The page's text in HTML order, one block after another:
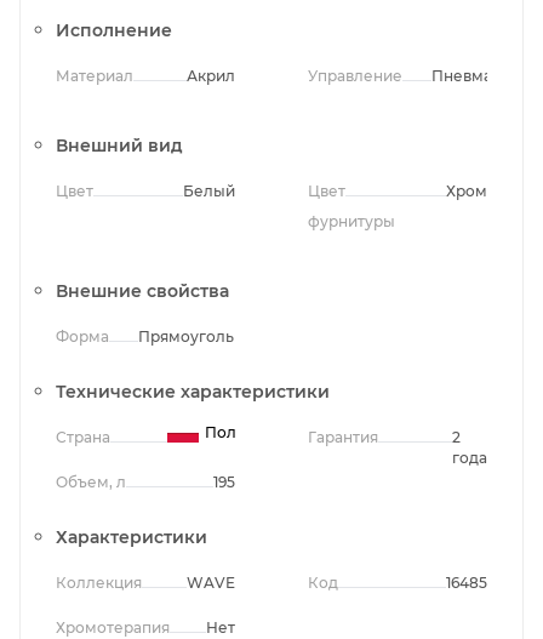
Исполнение
Материал Акрил Управление
Внешний вид
Цвет Белый
Цвет
фурнитуры
Хром
Внешние свойства
Форма Прямоугольная
Технические характеристики
Страна Польша
Объем, л 195
Гарантия
2
года
Характеристики
Коллекция WAVE
Хромотерапия Нет
Код 16485